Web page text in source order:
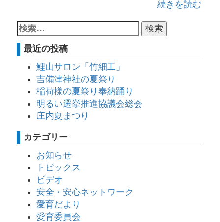
続きを読む
最近の投稿
鯉山サロン「竹細工」
吉備津神社の夏祭り
稲荷様の夏祭り奉納踊り
明るい選挙推進協議会総会
庄内夏まつり
カテゴリー
お知らせ
トピックス
ビデオ
安全・安心ネットワーク
愛育だより
愛育委員会